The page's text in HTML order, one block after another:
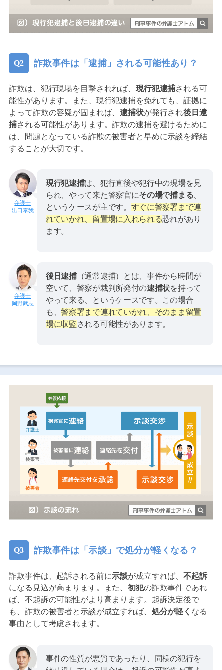
詐欺事件は「逮捕」される可能性あり？
詐欺は、犯行現場を目撃されれば、 現行犯逮捕される可
能性があります。また、現行犯逮捕を免れても、証拠に
よって詐欺の容疑が固まれば、 逮捕状が発行され後日逮
捕される可能性があります。詐欺の逮捕を避けるために
は、問題となっている詐欺の被害者と早めに示談を締結
することが大切です。
出口泰我
現行犯逮捕は、犯行直後や犯行中の現場を見
られ、やって来た警察官にその場で捕まる
というケースが主です。 すぐに警察署まで連
れていかれ、留置場に入れられる恐れがあり
ます。
岡野武志
後日逮捕（通常逮捕）とは、事件から時間が
空いて、警察が裁判所発付の逮捕状を持って
やって来る、というケースです。この場合
も、警察署まで連れていかれ、そのまま留置
場に収監される可能性があります。
詐欺事件は「示談」で処分が軽くなる？
詐欺事件は、起訴される前に示談が成立すれば、 不起訴
になる見込が高まります。また、 初犯の詐欺事件であれ
ば、不起訴の可能性がより高まります。起訴決定後で
も、詐欺の被害者と示談が成立すれば、 処分が軽く なる
事由として考慮されます。
事件の性質が悪質であったり、同様の犯行を